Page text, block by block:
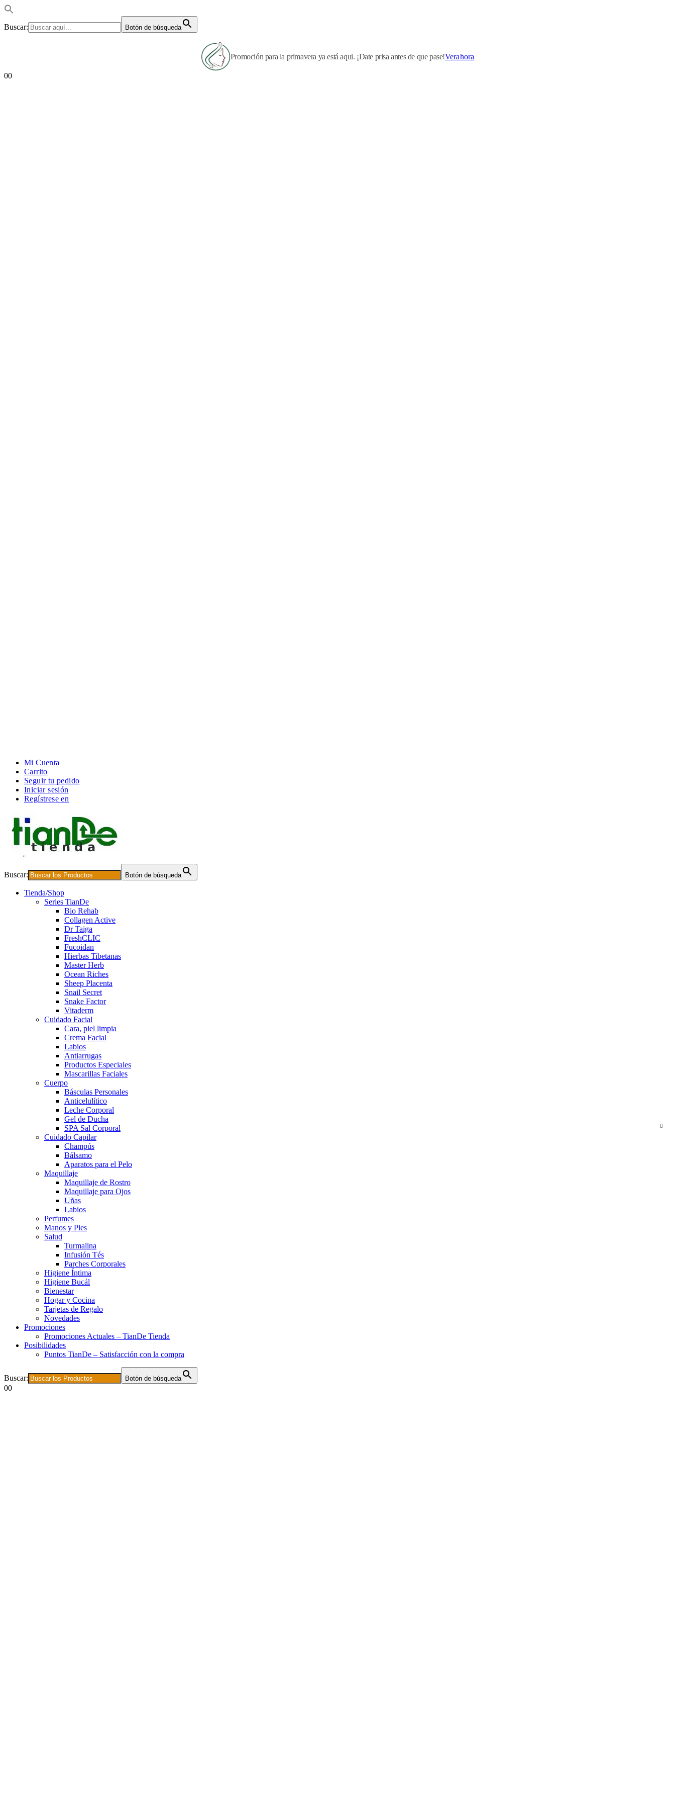
Buscar: Botón de búsqueda
Promoción para la primavera ya está aqui. ¡Date prisa antes de que pase!Verahora
00
Mi Cuenta
Carrito
Seguir tu pedido
Iniciar sesión
Regístrese en
Buscar: Botón de búsqueda
Tienda/Shop
Series TianDe
Bio Rehab
Collagen Active
Dr Taiga
FreshCLIC
Fucoidan
Hierbas Tibetanas
Master Herb
Ocean Riches
Sheep Placenta
Snail Secret
Snake Factor
Vitaderm
Cuidado Facial
Cara, piel limpia
Crema Facial
Labios
Antiarrugas
Productos Especiales
Mascarillas Faciales
Cuerpo
Básculas Personales
Anticelulítico
Leche Corporal
Gel de Ducha
SPA Sal Corporal
Cuidado Capilar
Champús
Bálsamo
Aparatos para el Pelo
Maquillaje
Maquillaje de Rostro
Maquillaje para Ojos
Uñas
Labios
Perfumes
Manos y Pies
Salud
Turmalina
Infusión Tés
Parches Corporales
Higiene Íntima
Higiene Bucál
Bienestar
Hogar y Cocina
Tarjetas de Regalo
Novedades
Promociones
Promociones Actuales – TianDe Tienda
Posibilidades
Puntos TianDe – Satisfacción con la compra
Buscar: Botón de búsqueda
00